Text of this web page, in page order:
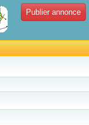
Publier annonce